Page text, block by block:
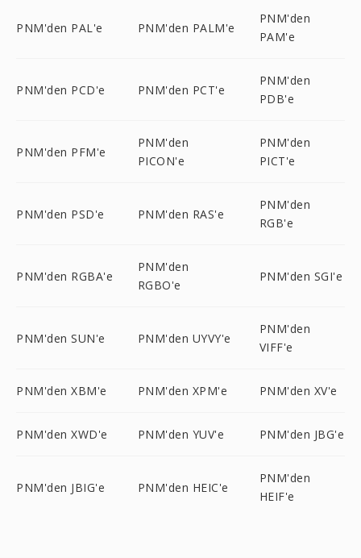
PNM'den PAL'e PNM'den PALM'e
PNM'den
PAM'e
PNM'den PCD'e PNM'den PCT'e
PNM'den
PDB'e
PNM'den PFM'e
PNM'den
PICON'e
PNM'den
PICT'e
PNM'den PSD'e PNM'den RAS'e
PNM'den
RGB'e
PNM'den RGBA'e
PNM'den
RGBO'e
PNM'den SGI'e
PNM'den SUN'e PNM'den UYVY'e
PNM'den
VIFF'e
PNM'den XBM'e PNM'den XPM'e PNM'den XV'e
PNM'den XWD'e PNM'den YUV'e PNM'den JBG'e
PNM'den JBIG'e PNM'den HEIC'e
PNM'den
HEIF'e